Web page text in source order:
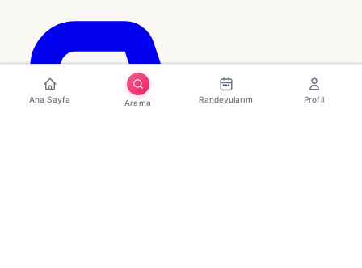
Ana Sayfa Arama Randevularım Profil